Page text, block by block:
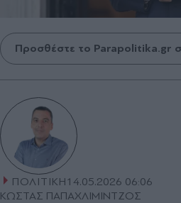
Προσθέστε το Parapolitika.gr
ΠΟΛΙΤΙΚΗ14.05.2026 06:06
ΚΩΣΤΑΣ ΠΑΠΑΧΛΙΜΙΝΤΖΟΣ